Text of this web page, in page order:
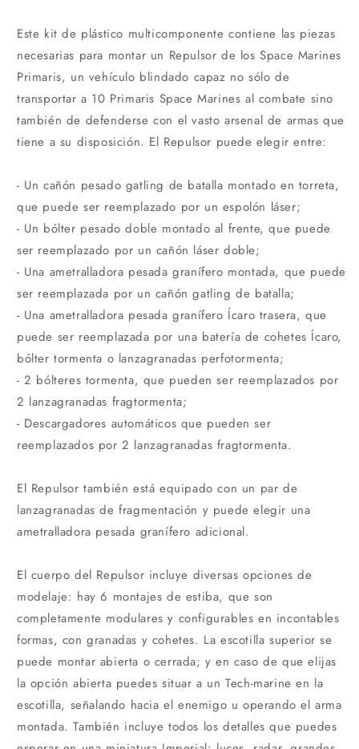
Este kit de plástico multicomponente contiene las piezas
necesarias para montar un Repulsor de los Space Marines
Primaris, un vehículo blindado capaz no sólo de
transportar a 10 Primaris Space Marines al combate sino
también de defenderse con el vasto arsenal de armas que
tiene a su disposición. El Repulsor puede elegir entre:
- Un cañón pesado gatling de batalla montado en torreta,
que puede ser reemplazado por un espolón láser;
- Un bólter pesado doble montado al frente, que puede
ser reemplazado por un cañón láser doble;
- Una ametralladora pesada granífero montada, que puede
ser reemplazada por un cañón gatling de batalla;
- Una ametralladora pesada granífero Ícaro trasera, que
puede ser reemplazada por una batería de cohetes Ícaro,
bólter tormenta o lanzagranadas perfotormenta;
- 2 bólteres tormenta, que pueden ser reemplazados por
2 lanzagranadas fragtormenta;
- Descargadores automáticos que pueden ser
reemplazados por 2 lanzagranadas fragtormenta.
El Repulsor también está equipado con un par de
lanzagranadas de fragmentación y puede elegir una
ametralladora pesada granífero adicional.
El cuerpo del Repulsor incluye diversas opciones de
modelaje: hay 6 montajes de estiba, que son
completamente modulares y configurables en incontables
formas, con granadas y cohetes. La escotilla superior se
puede montar abierta o cerrada; y en caso de que elijas
la opción abierta puedes situar a un Tech-marine en la
escotilla, señalando hacia el enemigo u operando el arma
montada. También incluye todos los detalles que puedes